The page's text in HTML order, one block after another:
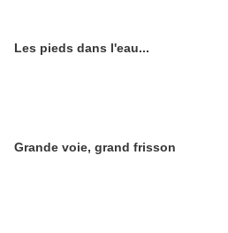
Les pieds dans l'eau...
Grande voie, grand frisson